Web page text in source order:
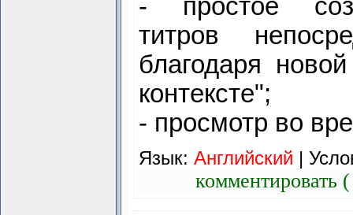
- простое
титров
благодаря
контексте";
- просмотр во
Язык:Английский |
комментировать